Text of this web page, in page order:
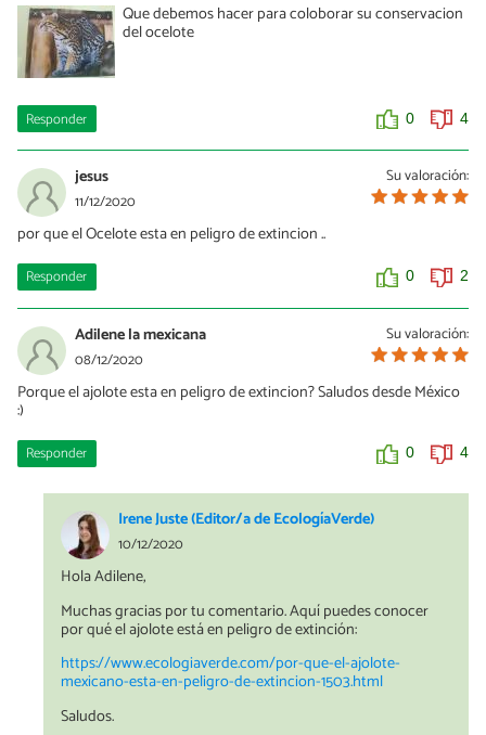
Que debemos hacer para coloborar su conservacion
del ocelote
Responder 0 4
Su valoración:
jesus
11/12/2020
por que el Ocelote esta en peligro de extincion ..
Responder 0 2
Su valoración:
Adilene la mexicana
08/12/2020
Porque el ajolote esta en peligro de extincion? Saludos desde México
:)
Responder 0 4
Irene Juste (Editor/a de EcologíaVerde)
10/12/2020
Hola Adilene,
Muchas gracias por tu comentario. Aquí puedes conocer
por qué el ajolote está en peligro de extinción:
https://www.ecologiaverde.com/por-que-el-ajolote-
mexicano-esta-en-peligro-de-extincion-1503.html
Saludos.